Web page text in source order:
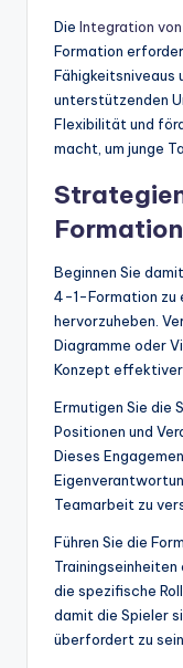
Die Integration von
Formation
Fähigkeitsniveaus
unterstützenden
Flexibilität und
macht, um junge
Beginnen Sie
4-1-Formation zu
hervorzuheben.
Diagramme oder
Konzept effektiver
Ermutigen Sie die
Positionen und
Dieses
Teamarbeit zu
Führen Sie die
Trainingseinheiten
die spezifische
damit die Spieler
überfordert zu sein.